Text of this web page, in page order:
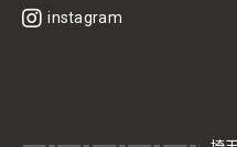
instagram